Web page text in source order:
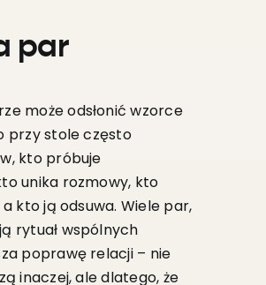
par
może odsłonić wzorce
przy stole często
kto próbuje
unika rozmowy, kto
kto ją odsuwa. Wiele par,
rytuał wspólnych
poprawę relacji – nie
inaczej, ale dlatego, że